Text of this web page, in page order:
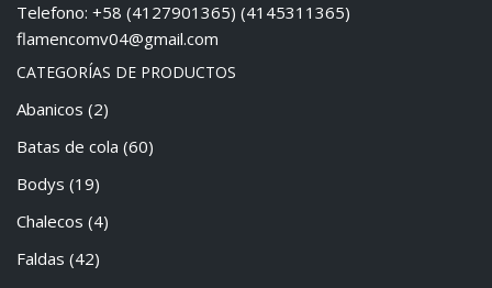
Telefono: +58 (4127901365) (4145311365)
flamencomv04@gmail.com
CATEGORÍAS DE PRODUCTOS
Abanicos (2)
Batas de cola (60)
Bodys (19)
Chalecos (4)
Faldas (42)